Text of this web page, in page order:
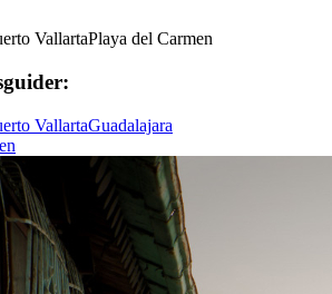
VallartaPlaya del Carmen
VallartaGuadalajara